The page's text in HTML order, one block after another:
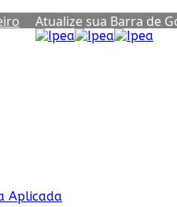
Atualize sua Barra de
Aplicada